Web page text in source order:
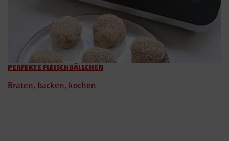
PERFEKTE FLEISCHBÄLLCHEN
Braten, backen, kochen